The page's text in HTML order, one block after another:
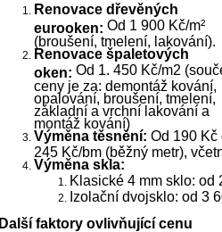
Renovace dřevěných
eurooken: Od 1 900 Kč/m²
(broušení, tmelení, lakování).
Renovace špaletových
oken: Od 1. 450 Kč/m2
ceny je za: demontáž kování,
opalování, broušení, tmelení,
základní a vrchní lakování a
montáž kování)
Výměna těsnění: Od 190 Kč
245 Kč/bm (běžný metr),
Výměna skla:
Klasické 4 mm sklo: od
Izolační dvojsklo: od 3
Další faktory ovlivňující cenu